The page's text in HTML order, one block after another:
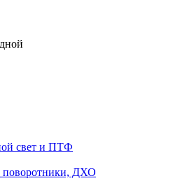
свет и ПТФ
поворотники, ДХО